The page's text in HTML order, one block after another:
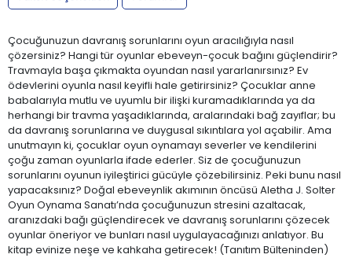
Çocuğunuzun davranış sorunlarını oyun aracılığıyla nasıl
çözersiniz? Hangi tür oyunlar ebeveyn-çocuk bağını güçlendirir?
Travmayla başa çıkmakta oyundan nasıl yararlanırsınız? Ev
ödevlerini oyunla nasıl keyifli hale getirirsiniz? Çocuklar anne
babalarıyla mutlu ve uyumlu bir ilişki kuramadıklarında ya da
herhangi bir travma yaşadıklarında, aralarındaki bağ zayıflar; bu
da davranış sorunlarına ve duygusal sıkıntılara yol açabilir. Ama
unutmayın ki, çocuklar oyun oynamayı severler ve kendilerini
çoğu zaman oyunlarla ifade ederler. Siz de çocuğunuzun
sorunlarını oyunun iyileştirici gücüyle çözebilirsiniz. Peki bunu nasıl
yapacaksınız? Doğal ebeveynlik akımının öncüsü Aletha J. Solter
Oyun Oynama Sanatı’nda çocuğunuzun stresini azaltacak,
aranızdaki bağı güçlendirecek ve davranış sorunlarını çözecek
oyunlar öneriyor ve bunları nasıl uygulayacağınızı anlatıyor. Bu
kitap evinize neşe ve kahkaha getirecek! (Tanıtım Bülteninden)